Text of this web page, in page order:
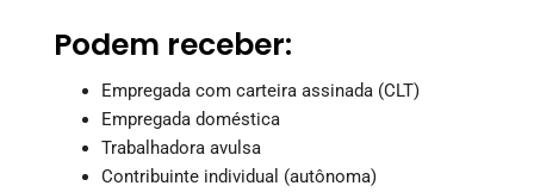
Podem receber:
Empregada com carteira assinada (CLT)
Empregada doméstica
Trabalhadora avulsa
Contribuinte individual (autônoma)